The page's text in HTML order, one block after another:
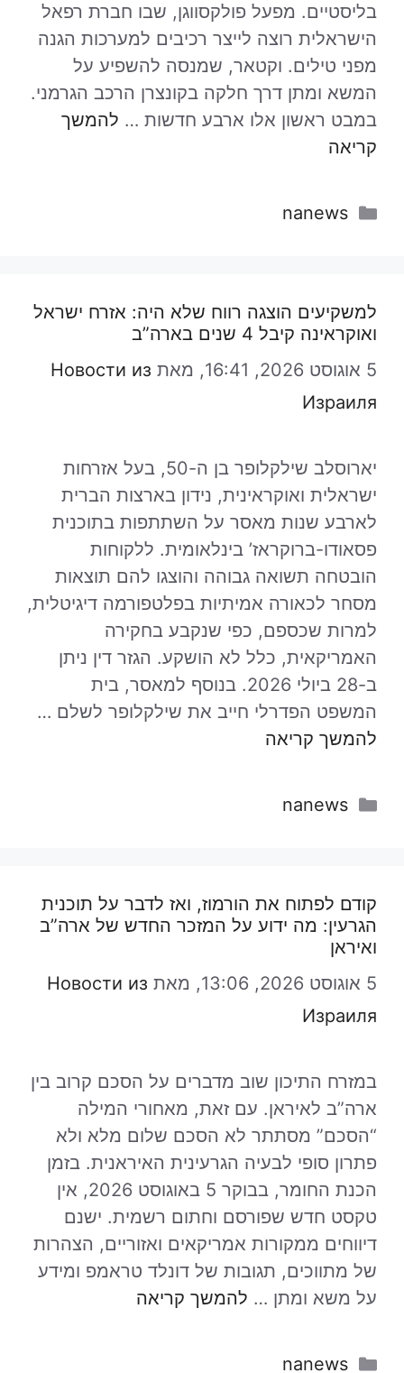
בליסטיים. מפעל פולקסווגן, שבו חברת רפאל
הישראלית רוצה לייצר רכיבים למערכות הגנה
מפני טילים. וקטאר, שמנסה להשפיע על
המשא ומתן דרך חלקה בקונצרן הרכב הגרמני.
במבט ראשון אלו ארבע חדשות … להמשך
קריאה
קטגוריות
nanews
למשקיעים הוצגה רווח שלא היה: אזרח ישראל
ואוקראינה קיבל 4 שנים בארה”ב
5 אוגוסט 2026, 16:41,
מאת Новости из
Израиля
יארוסלב שילקלופר בן ה-50, בעל אזרחות
ישראלית ואוקראינית, נידון בארצות הברית
לארבע שנות מאסר על השתתפות בתוכנית
פסאודו-ברוקראז’ בינלאומית. ללקוחות
הובטחה תשואה גבוהה והוצגו להם תוצאות
מסחר לכאורה אמיתיות בפלטפורמה דיגיטלית,
למרות שכספם, כפי שנקבע בחקירה
האמריקאית, כלל לא הושקע. הגזר דין ניתן
ב-28 ביולי 2026. בנוסף למאסר, בית
המשפט הפדרלי חייב את שילקלופר לשלם …
להמשך קריאה
קטגוריות
nanews
קודם לפתוח את הורמוז, ואז לדבר על תוכנית
הגרעין: מה ידוע על המזכר החדש של ארה”ב
ואיראן
5 אוגוסט 2026, 13:06,
מאת Новости из
Израиля
במזרח התיכון שוב מדברים על הסכם קרוב בין
ארה”ב לאיראן. עם זאת, מאחורי המילה
“הסכם” מסתתר לא הסכם שלום מלא ולא
פתרון סופי לבעיה הגרעינית האיראנית. בזמן
הכנת החומר, בבוקר 5 באוגוסט 2026, אין
טקסט חדש שפורסם וחתום רשמית. ישנם
דיווחים ממקורות אמריקאים ואזוריים, הצהרות
של מתווכים, תגובות של דונלד טראמפ ומידע
על משא ומתן … להמשך קריאה
קטגוריות
nanews